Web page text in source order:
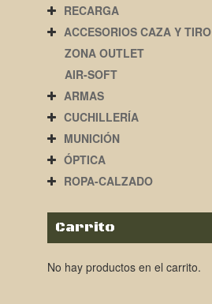
RECARGA
ACCESORIOS CAZA Y TIRO
ZONA OUTLET
AIR-SOFT
ARMAS
CUCHILLERÍA
MUNICIÓN
ÓPTICA
ROPA-CALZADO
Carrito
No hay productos en el carrito.